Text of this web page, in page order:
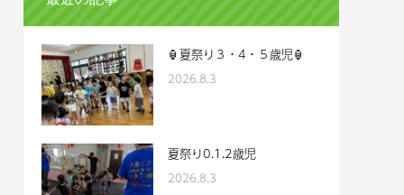
🏮夏祭り３・4・５歳児🏮
2026.8.3
夏祭り0.1.2歳児
2026.8.3